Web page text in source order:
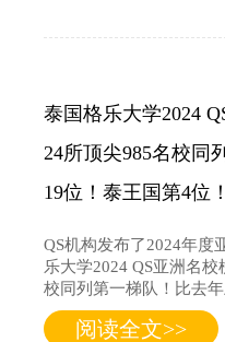
泰国格乐大学2024
24所顶尖985名校同
19位！泰王国第4位
QS机构发布了2024年度
乐大学2024 QS亚洲名
校同列第一梯队！比去
阅读全文>>